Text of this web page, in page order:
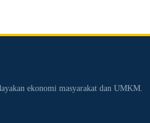
ekonomi masyarakat dan UMKM.